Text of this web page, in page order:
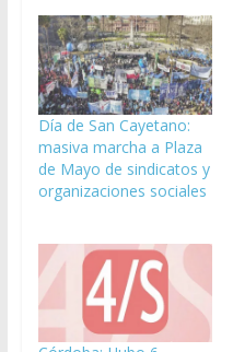
Día de San Cayetano:
masiva marcha a Plaza
de Mayo de sindicatos y
organizaciones sociales